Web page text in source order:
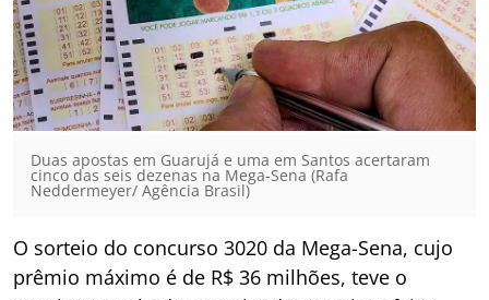
Duas apostas em Guarujá e uma em Santos acertaram
cinco das seis dezenas na Mega-Sena (Rafa
Neddermeyer/ Agência Brasil)
O sorteio do concurso 3020 da Mega-Sena, cujo
prêmio máximo é de R$ 36 milhões, teve o